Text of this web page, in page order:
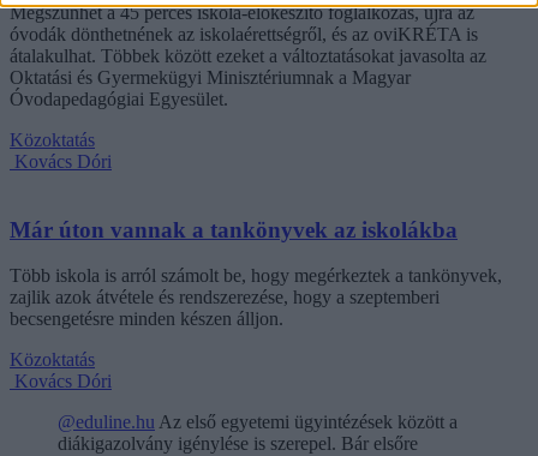
Megszűnhet a 45 perces iskola-előkészítő foglalkozás, újra az
óvodák dönthetnének az iskolaérettségről, és az oviKRÉTA is
átalakulhat. Többek között ezeket a változtatásokat javasolta az
Oktatási és Gyermekügyi Minisztériumnak a Magyar
Óvodapedagógiai Egyesület.
Közoktatás
Kovács Dóri
Már úton vannak a tankönyvek az iskolákba
Több iskola is arról számolt be, hogy megérkeztek a tankönyvek,
zajlik azok átvétele és rendszerezése, hogy a szeptemberi
becsengetésre minden készen álljon.
Közoktatás
Kovács Dóri
@eduline.hu Az első egyetemi ügyintézések között a
diákigazolvány igénylése is szerepel. Bár elsőre